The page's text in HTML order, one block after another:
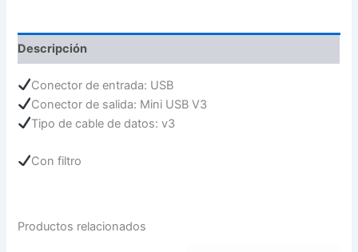
Descripción
Conector de entrada: USB
Conector de salida: Mini USB V3
Tipo de cable de datos: v3
Con filtro
Productos relacionados